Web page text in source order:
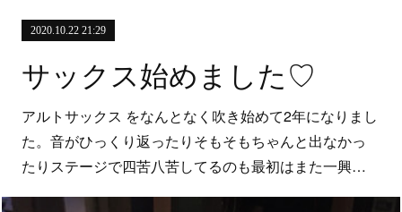
2020.10.22 21:29
サックス始めました♡
アルトサックス をなんとなく吹き始めて2年になりまし
た。音がひっくり返ったりそもそもちゃんと出なかっ
たりステージで四苦八苦してるのも最初はまた一興…